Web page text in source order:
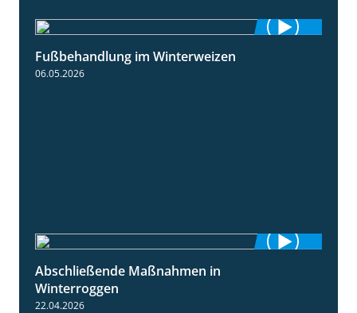
Fußbehandlung im Winterweizen
06.05.2026
Abschließende Maßnahmen in
Winterroggen
22.04.2026